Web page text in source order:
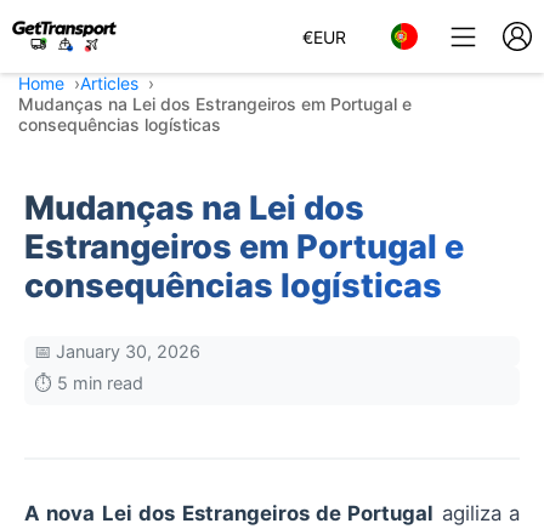
€EUR
Home
Articles
Mudanças na Lei dos Estrangeiros em Portugal e
consequências logísticas
Mudanças na Lei dos
Estrangeiros em Portugal e
consequências logísticas
📅 January 30, 2026
⏱️ 5 min read
A nova Lei dos Estrangeiros de Portugal agiliza a